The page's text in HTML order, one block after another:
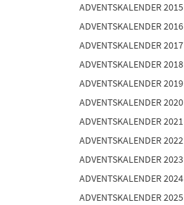
ADVENTSKALENDER 2015
ADVENTSKALENDER 2016
ADVENTSKALENDER 2017
ADVENTSKALENDER 2018
ADVENTSKALENDER 2019
ADVENTSKALENDER 2020
ADVENTSKALENDER 2021
ADVENTSKALENDER 2022
ADVENTSKALENDER 2023
ADVENTSKALENDER 2024
ADVENTSKALENDER 2025